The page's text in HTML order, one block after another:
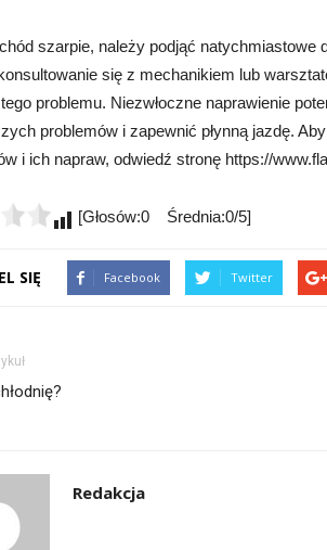
szarpie, należy podjąć natychmiastowe
się z mechanikiem lub
problemu. Niezwłoczne naprawienie
problemów i zapewnić płynną jazdę.
i ich napraw, odwiedź stronę https://
[Głosów:0 Średnia:0/5]
SIĘ Facebook Twitter
Redakcja